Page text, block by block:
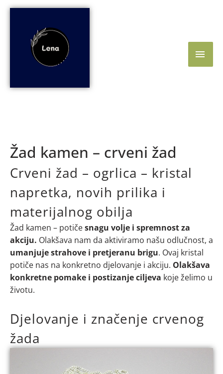
Skip
Žad kamen – crveni žad
Crveni žad – ogrlica – kristal
napretka, novih prilika i
materijalnog obilja
Žad kamen – potičesnagu volje i spremnost za
akciju. Olakšava nam da aktiviramo našu odlučnost, a
umanjuje strahove i pretjeranu brigu. Ovaj kristal
potiče nas na konkretno djelovanje i akciju. Olakšava
konkretne pomake i postizanje ciljeva koje želimo u
životu.
Djelovanje i značenje crvenog
žada